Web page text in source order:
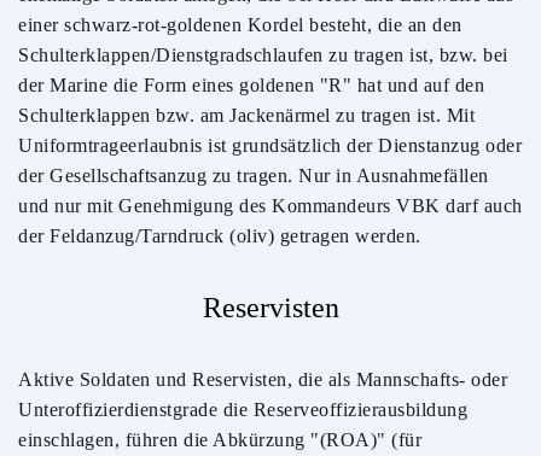
einer schwarz-rot-goldenen Kordel besteht, die an den
Schulterklappen/Dienstgradschlaufen zu tragen ist, bzw. bei
der Marine die Form eines goldenen "R" hat und auf den
Schulterklappen bzw. am Jackenärmel zu tragen ist. Mit
Uniformtrageerlaubnis ist grundsätzlich der Dienstanzug oder
der Gesellschaftsanzug zu tragen. Nur in Ausnahmefällen
und nur mit Genehmigung des Kommandeurs VBK darf auch
der Feldanzug/Tarndruck (oliv) getragen werden.
Reservisten
Aktive Soldaten und Reservisten, die als Mannschafts- oder
Unteroffizierdienstgrade die Reserveoffizierausbildung
einschlagen, führen die Abkürzung "(ROA)" (für